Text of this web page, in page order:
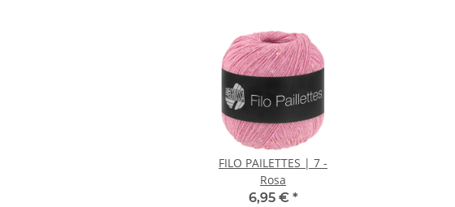
FILO PAILETTES | 7 -
Rosa
6,95 € *